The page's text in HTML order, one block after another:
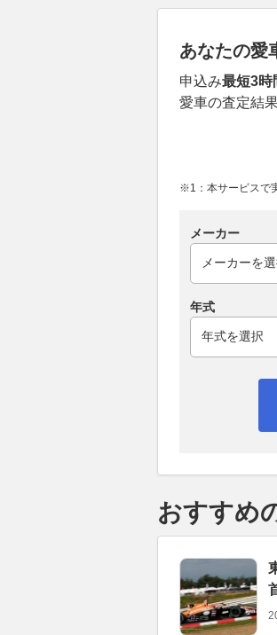
あなたの愛
申込み最短3時
愛車の査定結
※1：本サービスで
メーカー
年式
おすすめ